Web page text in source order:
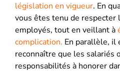
législation en vigueur. En
vous êtes tenu de respecter
employés, tout en veillant à
complication. En parallèle, il
reconnaître que les salariés
responsabilités à honorer